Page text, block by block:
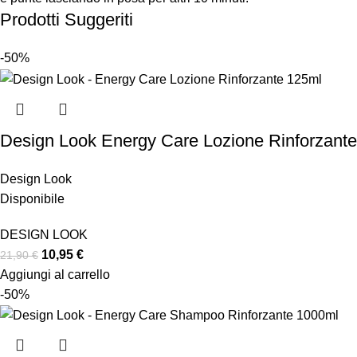
Prodotti Suggeriti
-50%
Design Look Energy Care Lozione
Design Look
Disponibile
DESIGN LOOK
21,90€ 10,95 €
Aggiungi al carrello
-50%